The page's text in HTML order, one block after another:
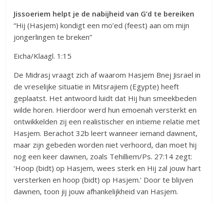
Jissoeriem helpt je de nabijheid van G’d te bereiken
“Hij (Hasjem) kondigt een mo’ed (feest) aan om mijn
jongerlingen te breken”
Eicha/Klaagl. 1:15
De Midrasj vraagt zich af waarom Hasjem Bnej Jisrael in
de vreselijke situatie in Mitsrajiem (Egypte) heeft
geplaatst. Het antwoord luidt dat Hij hun smeekbeden
wilde horen. Hierdoor werd hun emoenah versterkt en
ontwikkelden zij een realistischer en intieme relatie met
Hasjem. Berachot 32b leert wanneer iemand dawnent,
maar zijn gebeden worden niet verhoord, dan moet hij
nog een keer dawnen, zoals Tehilliem/Ps. 27:14 zegt:
‘Hoop (bidt) op Hasjem, wees sterk en Hij zal jouw hart
versterken en hoop (bidt) op Hasjem.’ Door te blijven
dawnen, toon jij jouw afhankelijkheid van Hasjem.